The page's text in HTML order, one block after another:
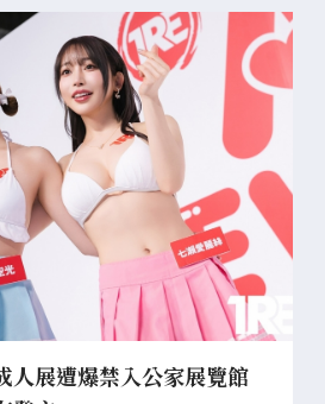
人展遭爆禁入公家展覽館